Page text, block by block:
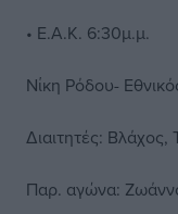
• Ε.Α.Κ. 6:30μ.μ.
Νίκη Ρόδου-
Διαιτητές:
Παρ. αγώνα: